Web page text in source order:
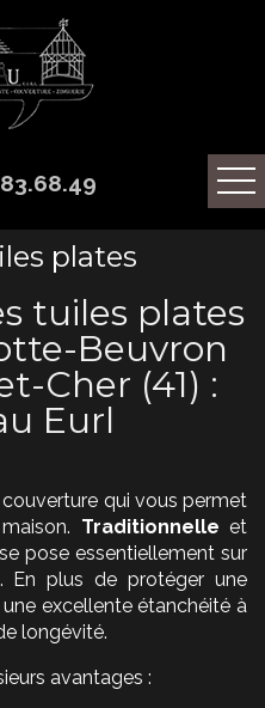
plates
tuiles plates
Beuvron
Cher (41) :
Eurl
qui vous permet
Traditionnelle et
se pose essentiellement sur
En plus de protéger une
excellente étanchéité à
longévité.
avantages :